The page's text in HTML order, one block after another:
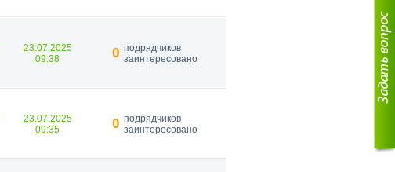
23.07.2025
09:38
0 подрядчиков
заинтересовано
23.07.2025
09:35
0 подрядчиков
заинтересовано